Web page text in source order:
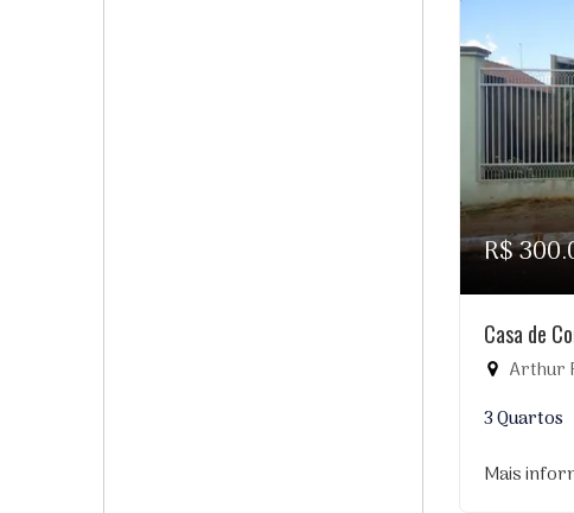
R$
Casa de
Arthur
3 Quartos
Mais